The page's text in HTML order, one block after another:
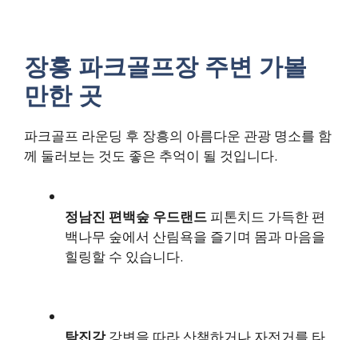
장흥 파크골프장 주변 가볼
만한 곳
파크골프 라운딩 후 장흥의 아름다운 관광 명소를 함
께 둘러보는 것도 좋은 추억이 될 것입니다.
정남진 편백숲 우드랜드 피톤치드 가득한 편
백나무 숲에서 산림욕을 즐기며 몸과 마음을
힐링할 수 있습니다.